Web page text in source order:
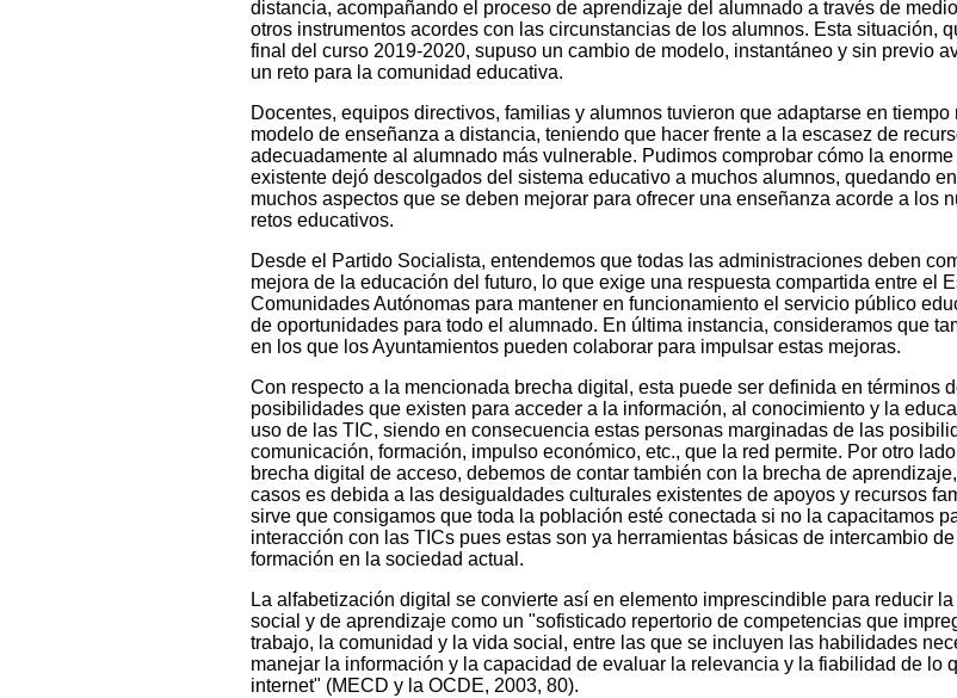
distancia, acompañando el proceso de aprendizaje del alumnado a través de
otros instrumentos acordes con las circunstancias de los alumnos. Esta situación,
final del curso 2019-2020, supuso un cambio de modelo, instantáneo y sin previo
un reto para la comunidad educativa.
Docentes, equipos directivos, familias y alumnos tuvieron que adaptarse en tiempo
modelo de enseñanza a distancia, teniendo que hacer frente a la escasez de
adecuadamente al alumnado más vulnerable. Pudimos comprobar cómo la enorme
existente dejó descolgados del sistema educativo a muchos alumnos, quedando
muchos aspectos que se deben mejorar para ofrecer una enseñanza acorde a los
retos educativos.
Desde el Partido Socialista, entendemos que todas las administraciones deben
mejora de la educación del futuro, lo que exige una respuesta compartida entre el
Comunidades Autónomas para mantener en funcionamiento el servicio público
de oportunidades para todo el alumnado. En última instancia, consideramos que
en los que los Ayuntamientos pueden colaborar para impulsar estas mejoras.
Con respecto a la mencionada brecha digital, esta puede ser definida en términos
posibilidades que existen para acceder a la información, al conocimiento y la
uso de las TIC, siendo en consecuencia estas personas marginadas de las
comunicación, formación, impulso económico, etc., que la red permite. Por otro
brecha digital de acceso, debemos de contar también con la brecha de
casos es debida a las desigualdades culturales existentes de apoyos y recursos
sirve que consigamos que toda la población esté conectada si no la capacitamos
interacción con las TICs pues estas son ya herramientas básicas de intercambio
formación en la sociedad actual.
La alfabetización digital se convierte así en elemento imprescindible para reducir
social y de aprendizaje como un "sofisticado repertorio de competencias que
trabajo, la comunidad y la vida social, entre las que se incluyen las habilidades
manejar la información y la capacidad de evaluar la relevancia y la fiabilidad de lo
internet" (MECD y la OCDE, 2003, 80).